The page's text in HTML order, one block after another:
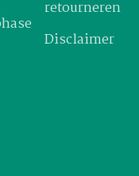
retourneren
Disclaimer